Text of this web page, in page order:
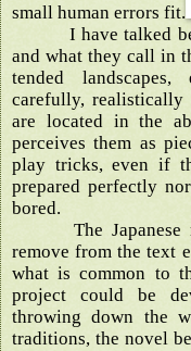
small human errors fit.
I have talked
and what they call in
tended
carefully,
are located in the
perceives them as
play tricks, even if
prepared perfectly
bored.
The
remove from the text
what is common to
project could be
throwing down the
traditions, the novel